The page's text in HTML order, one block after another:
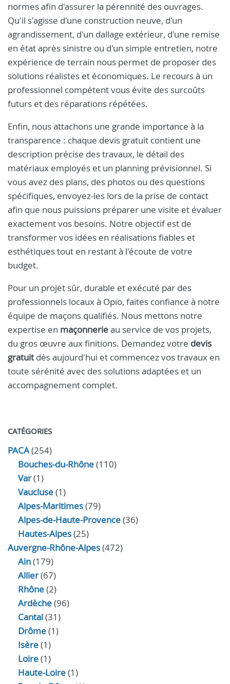
normes afin d'assurer la pérennité des ouvrages.
Qu'il s'agisse d'une construction neuve, d'un
agrandissement, d'un dallage extérieur, d'une remise
en état après sinistre ou d'un simple entretien, notre
expérience de terrain nous permet de proposer des
solutions réalistes et économiques. Le recours à un
professionnel compétent vous évite des surcoûts
futurs et des réparations répétées.
Enfin, nous attachons une grande importance à la
transparence : chaque devis gratuit contient une
description précise des travaux, le détail des
matériaux employés et un planning prévisionnel. Si
vous avez des plans, des photos ou des questions
spécifiques, envoyez-les lors de la prise de contact
afin que nous puissions préparer une visite et évaluer
exactement vos besoins. Notre objectif est de
transformer vos idées en réalisations fiables et
esthétiques tout en restant à l'écoute de votre
budget.
Pour un projet sûr, durable et exécuté par des
professionnels locaux à Opio, faites confiance à notre
équipe de maçons qualifiés. Nous mettons notre
expertise en maçonnerieau service de vos projets,
du gros œuvre aux finitions. Demandez votre devis
gratuitdès aujourd'hui et commencez vos travaux en
toute sérénité avec des solutions adaptées et un
accompagnement complet.
CATÉGORIES
PACA(254)
Bouches-du-Rhône(110)
Var(1)
Vaucluse(1)
Alpes-Maritimes(79)
Alpes-de-Haute-Provence(36)
Hautes-Alpes(25)
Auvergne-Rhône-Alpes(472)
Ain(179)
Allier(67)
Rhône(2)
Ardèche(96)
Cantal(31)
Drôme(1)
Isère(1)
Loire(1)
Haute-Loire(1)